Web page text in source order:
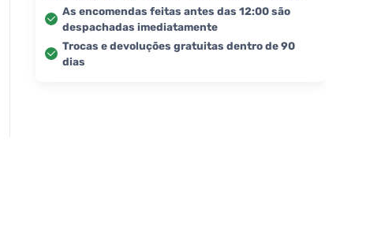
As encomendas feitas antes das 12:00 são
despachadas imediatamente
Trocas e devoluções gratuitas dentro de 90
dias